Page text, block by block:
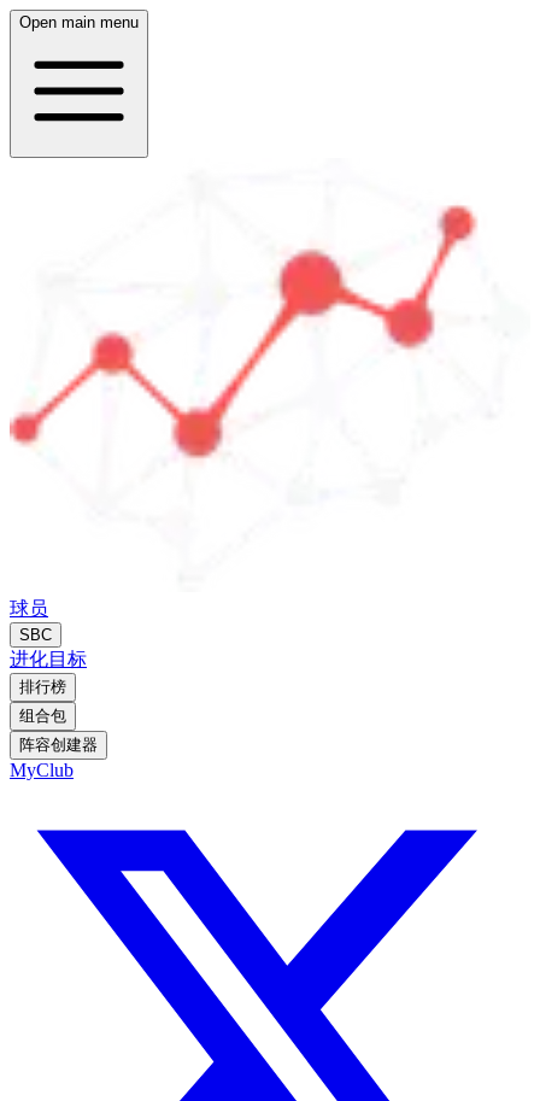
Open main menu
球员
SBC
进化目标
排行榜
组合包
阵容创建器
MyClub